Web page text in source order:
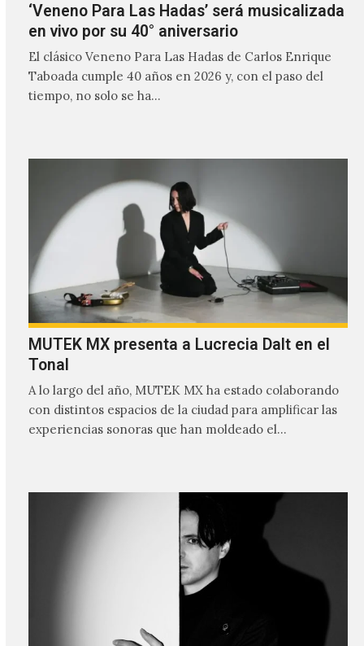
‘Veneno Para Las Hadas’ será musicalizada
en vivo por su 40° aniversario
El clásico Veneno Para Las Hadas de Carlos Enrique
Taboada cumple 40 años en 2026 y, con el paso del
tiempo, no solo se ha…
MUTEK MX presenta a Lucrecia Dalt en el
Tonal
A lo largo del año, MUTEK MX ha estado colaborando
con distintos espacios de la ciudad para amplificar las
experiencias sonoras que han moldeado el…